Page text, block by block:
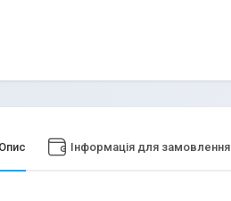
Опис Інформація для замовлення